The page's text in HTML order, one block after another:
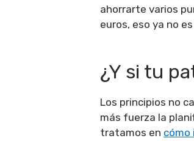
ahorrarte varios
euros, eso ya no
¿Y si tu
Los principios no
más fuerza la
tratamos en cómo